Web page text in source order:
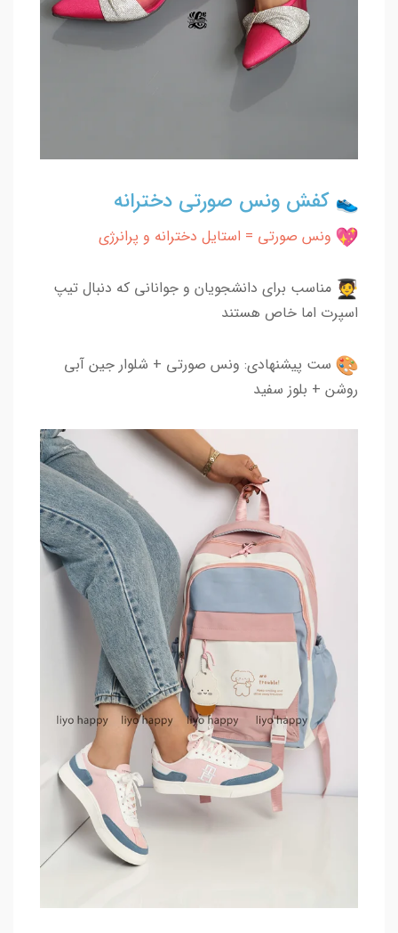
کفش ونس صورتی دخترانه
ونس صورتی = استایل دخترانه و پرانرژی
مناسب برای دانشجویان و جوانانی که دنبال تیپ
اسپرت اما خاص هستند
ست پیشنهادی: ونس صورتی + شلوار جین آبی
روشن + بلوز سفید